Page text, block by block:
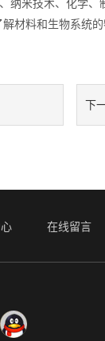
米技术、化学、
材料和生物系统的
下
在线留言